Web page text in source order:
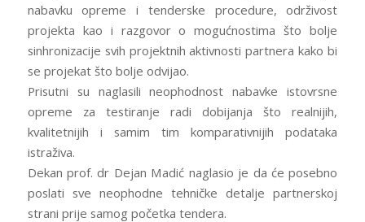
nabavku opreme i tenderske procedure, održivost
projekta kao i razgovor o mogućnostima što bolje
sinhronizacije svih projektnih aktivnosti partnera kako bi
se projekat što bolje odvijao.
Prisutni su naglasili neophodnost nabavke istovrsne
opreme za testiranje radi dobijanja što realnijih,
kvalitetnijih i samim tim komparativnijih podataka
istraživa.
Dekan prof. dr Dejan Madić naglasio je da će posebno
poslati sve neophodne tehničke detalje partnerskoj
strani prije samog početka tendera.